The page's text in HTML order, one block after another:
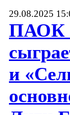
29.08.2025
ПАОК
и